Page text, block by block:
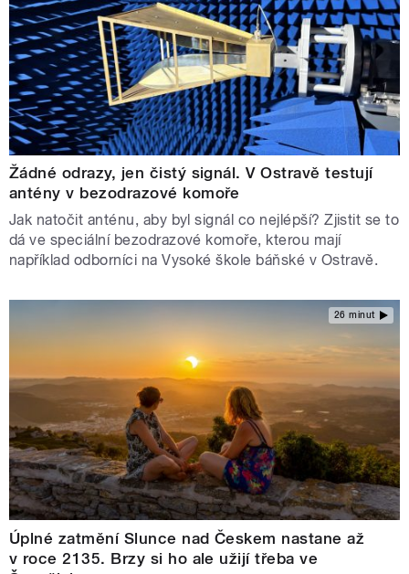
Žádné odrazy, jen čistý signál. V Ostravě testují
antény v bezodrazové komoře
Jak natočit anténu, aby byl signál co nejlépší? Zjistit se to
dá ve speciální bezodrazové komoře, kterou mají
například odborníci na Vysoké škole báňské v Ostravě.
26 minut
Úplné zatmění Slunce nad Českem nastane až
v roce 2135. Brzy si ho ale užijí třeba ve